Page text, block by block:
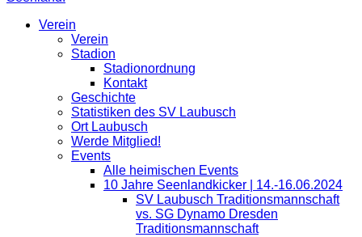
Verein
Verein
Stadion
Stadionordnung
Kontakt
Geschichte
Statistiken des SV Laubusch
Ort Laubusch
Werde Mitglied!
Events
Alle heimischen Events
10 Jahre Seenlandkicker | 14.-16.06.2024
SV Laubusch Traditionsmannschaft
vs. SG Dynamo Dresden
Traditionsmannschaft